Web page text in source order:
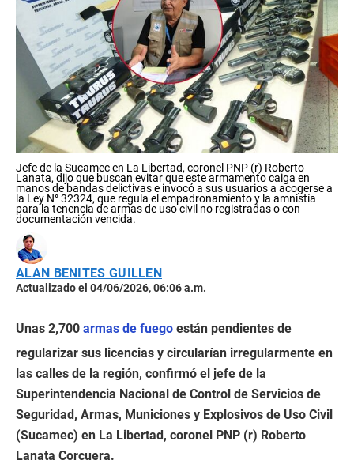
Jefe de la Sucamec en La Libertad, coronel PNP (r) Roberto
Lanata, dijo que buscan evitar que este armamento caiga en
manos de bandas delictivas e invocó a sus usuarios a acogerse a
la Ley N° 32324, que regula el empadronamiento y la amnistía
para la tenencia de armas de uso civil no registradas o con
documentación vencida.
ALAN BENITES GUILLEN
Actualizado el 04/06/2026, 06:06 a.m.
Unas 2,700 armas de fuego están pendientes de
regularizar sus licencias y circularían irregularmente en
las calles de la región, confirmó el jefe de la
Superintendencia Nacional de Control de Servicios de
Seguridad, Armas, Municiones y Explosivos de Uso Civil
(Sucamec) en La Libertad, coronel PNP (r) Roberto
Lanata Corcuera.